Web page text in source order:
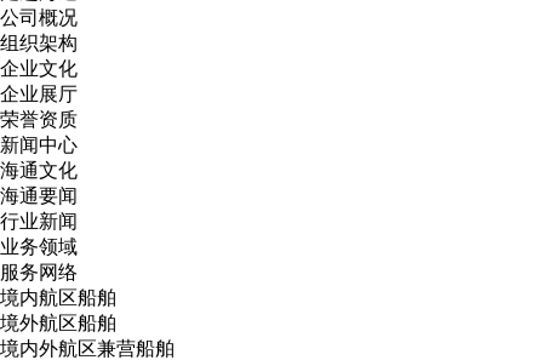
公司概况
组织架构
企业文化
企业展厅
荣誉资质
新闻中心
海通文化
海通要闻
行业新闻
业务领域
服务网络
境内航区船舶
境外航区船舶
境内外航区兼营船舶